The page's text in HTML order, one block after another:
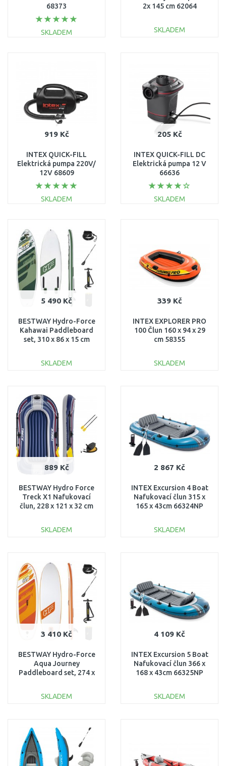
68373
SKLADEM
2x 145 cm 62064
SKLADEM
919 Kč
INTEX QUICK-FILL
Elektrická pumpa 220V/
12V 68609
SKLADEM
Porovnat
205 Kč
INTEX QUICK-FILL DC
Elektrická pumpa 12 V
66636
SKLADEM
5 490 Kč
BESTWAY Hydro-Force
Kahawai Paddleboard
set, 310 x 86 x 15 cm
SKLADEM
Porovnat
339 Kč
INTEX EXPLORER PRO
100 Člun 160 x 94 x 29
cm 58355
SKLADEM
889 Kč
BESTWAY Hydro Force
Treck X1 Nafukovací
člun, 228 x 121 x 32 cm
SKLADEM
Porovnat
2 867 Kč
INTEX Excursion 4 Boat
Nafukovací člun 315 x
165 x 43cm 66324NP
SKLADEM
3 410 Kč
BESTWAY Hydro-Force
Aqua Journey
Paddleboard set, 274 x
SKLADEM
Porovnat
4 109 Kč
INTEX Excursion 5 Boat
Nafukovací člun 366 x
168 x 43cm 66325NP
SKLADEM